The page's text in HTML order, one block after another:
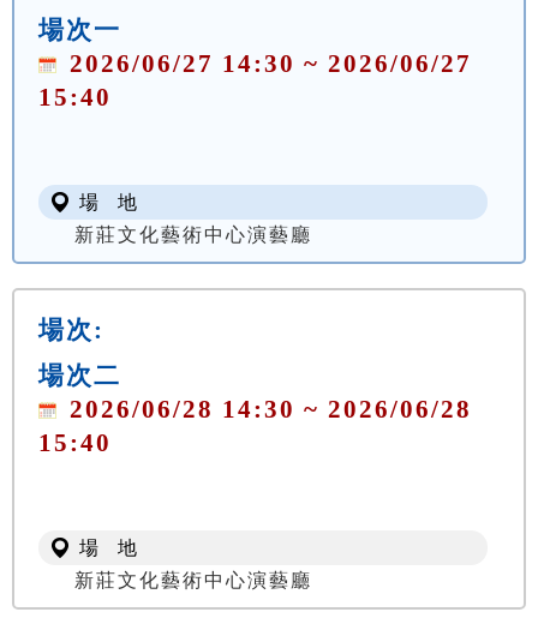
場次一
2026/06/27 14:30 ~ 2026/06/27
15:40
場 地
新莊文化藝術中心演藝廳
場次:
場次二
2026/06/28 14:30 ~ 2026/06/28
15:40
場 地
新莊文化藝術中心演藝廳